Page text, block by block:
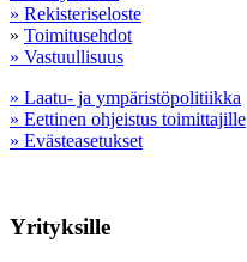
» Rekisteriseloste
» Toimitusehdot
» Vastuullisuus
» Laatu- ja ympäristöpolitiikka
» Eettinen ohjeistus toimittajille
» Evästeasetukset
Yrityksille